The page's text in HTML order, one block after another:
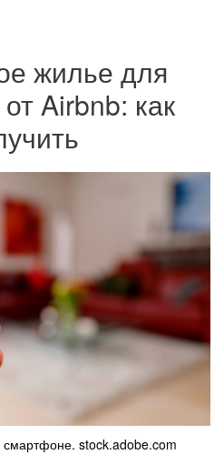
жилье для
Airbnb: как
stock.adobe.com